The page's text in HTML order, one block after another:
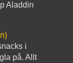
Aladdin
i
på. Allt